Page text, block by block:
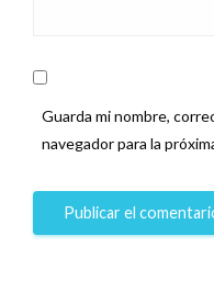
Guarda mi nombre,
navegador para la